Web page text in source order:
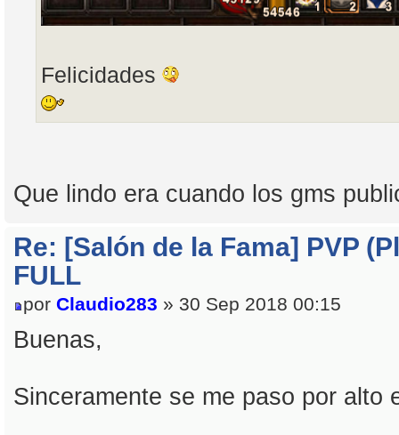
Felicidades
Que lindo era cuando los gms
Re: [Salón de la Fama] PVP
FULL
por Claudio283 » 30 Sep 2018 00:15
Buenas,
Sinceramente se me paso por alto